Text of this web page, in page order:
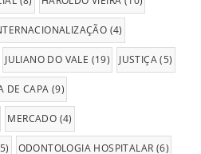
(4)
JULIANO DO VALE (19) JUSTIÇA(5)
DE CAPA (9)
MERCADO (4)
ODONTOLOGIA HOSPITALAR (6)